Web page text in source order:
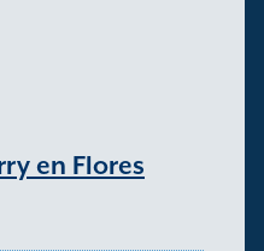
en Flores